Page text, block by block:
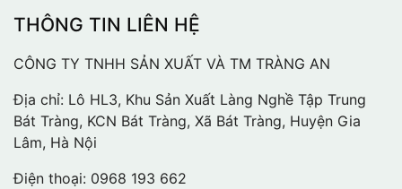
THÔNG TIN LIÊN HỆ
CÔNG TY TNHH SẢN XUẤT VÀ TM TRÀNG AN
Địa chỉ: Lô HL3, Khu Sản Xuất Làng Nghề Tập Trung
Bát Tràng, KCN Bát Tràng, Xã Bát Tràng, Huyện Gia
Lâm, Hà Nội
Điện thoại: 0968 193 662